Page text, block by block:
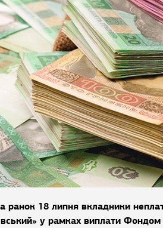
ранок 18 липня вкладники
у рамках виплати Фондом